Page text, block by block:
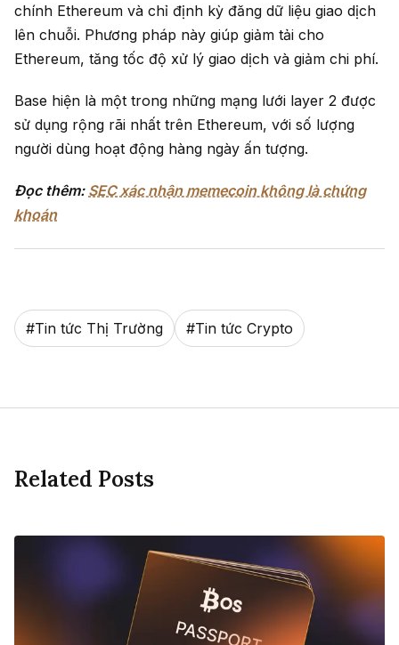
chính Ethereum và chỉ định kỳ đăng dữ liệu giao dịch
lên chuỗi. Phương pháp này giúp giảm tải cho
Ethereum, tăng tốc độ xử lý giao dịch và giảm chi phí.
Base hiện là một trong những mạng lưới layer 2 được
sử dụng rộng rãi nhất trên Ethereum, với số lượng
người dùng hoạt động hàng ngày ấn tượng.
Đọc thêm: SEC xác nhận memecoin không là chứng
khoán
#Tin tức Thị Trường #Tin tức Crypto
Related Posts